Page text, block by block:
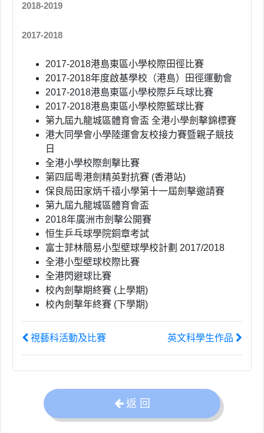
2018-2019
2017-2018
2017-2018港島東區小學校際田徑比賽
2017-2018年度啟基學校（港島）田徑運動會
2017-2018港島東區小學校際乒乓球比賽
2017-2018港島東區小學校際籃球比賽
第九屆九龍城區體育會盃 全港小學劍擊錦標賽
港大同學會小學陸運會友校接力賽暨親子競技
日
全港小學校際劍擊比賽
第四屆粵港劍精英對抗賽 (香港站)
保良局田家炳千禧小學第十一屆劍擊邀請賽
第九屆九龍城區體育會盃
2018年廣洲市劍擊公開賽
恒生乒乓球學院銅章考試
富士菲林簡易小型壁球學校計劃 2017/2018
全港小型壁球校際比賽
全港閃避球比賽
校內劍擊期終賽 (上學期)
校內劍擊年終賽 (下學期)
視藝科活動及比賽 英文科學生作品
返 回